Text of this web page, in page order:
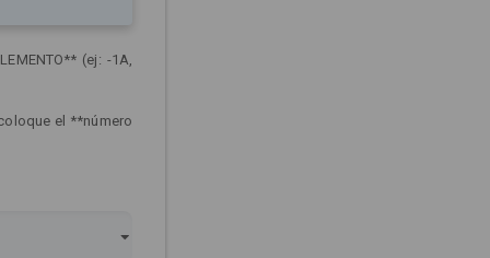
(ej: -1A,
el **número